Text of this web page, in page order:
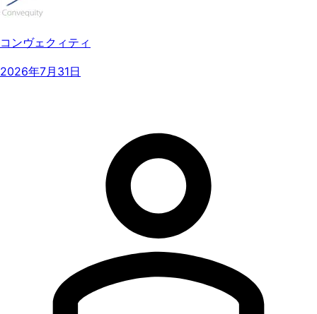
コンヴェクィティ
2026年7月31日